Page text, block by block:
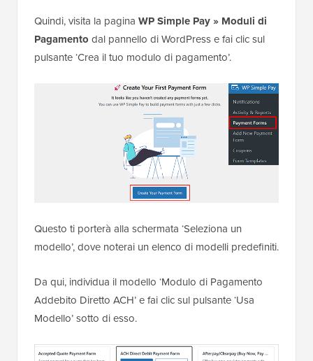
Quindi, visita la pagina WP Simple Pay » Moduli di
Pagamento dal pannello di WordPress e fai clic sul
pulsante ‘Crea il tuo modulo di pagamento’.
Questo ti porterà alla schermata ‘Seleziona un
modello’, dove noterai un elenco di modelli predefiniti.
Da qui, individua il modello ‘Modulo di Pagamento
Addebito Diretto ACH’ e fai clic sul pulsante ‘Usa
Modello’ sotto di esso.